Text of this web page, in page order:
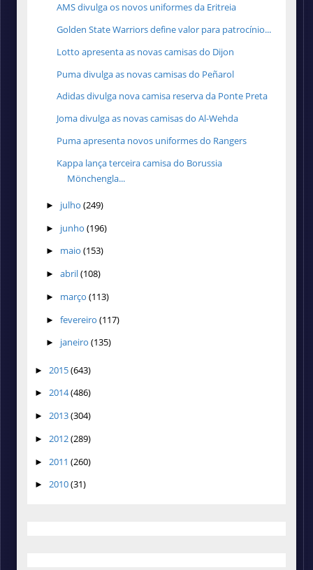
AMS divulga os novos uniformes da Eritreia
Golden State Warriors define valor para patrocínio...
Lotto apresenta as novas camisas do Dijon
Puma divulga as novas camisas do Peñarol
Adidas divulga nova camisa reserva da Ponte Preta
Joma divulga as novas camisas do Al-Wehda
Puma apresenta novos uniformes do Rangers
Kappa lança terceira camisa do Borussia
Mönchengla...
► julho (249)
► junho (196)
► maio (153)
► abril(108)
► março (113)
► fevereiro (117)
► janeiro (135)
► 2015(643)
► 2014(486)
► 2013(304)
► 2012(289)
► 2011 (260)
► 2010(31)